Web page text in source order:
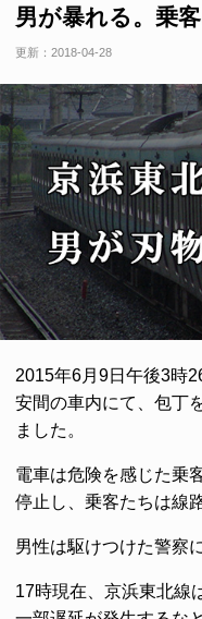
男が暴れる。乗
更新： 2018-04-28
2015年6月9日午後3時
安間の車内にて、包丁
ました。
電車は危険を感じた乗
停止し、乗客たちは線
男性は駆けつけた警察
17時現在、京浜東北線